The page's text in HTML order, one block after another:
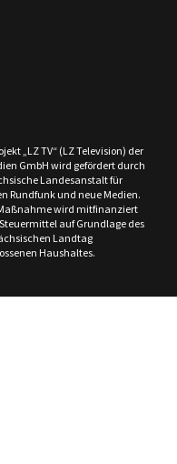
„LZ TV“ (LZ Television) der
GmbH wird gefördert durch
Landesanstalt für
Rundfunk und neue Medien.
wird mitfinanziert
auf Grundlage des
Landtag
Haushaltes.